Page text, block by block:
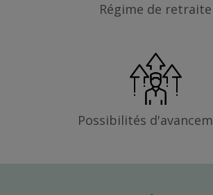
Régime de retraite
Possibilités